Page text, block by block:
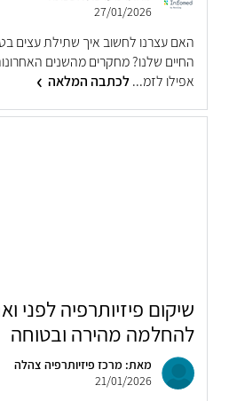
27/01/2026
האם עצרנו לחשוב איך שתילת עצים
החיים שלנו? מחקרים מהשנים
אפילו לזמ...לכתבה המלאה
שיקום פיזיותרפיה לפני
להחלמה מהירה ובטוחה
מאת: מרכז פיזיותרפיה צהלה
21/01/2026